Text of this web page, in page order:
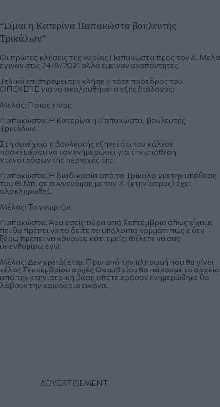
“Είμαι η Κατερίνα Παπακώστα βουλευτής
Τρικάλων”
Οι πρώτες κλήσεις της κυρίας Παπακώστα προς τον Δ. Μελά
έγιναν στις 24/8/2021 αλλά έμειναν αναπάντητες.
Τελικά επιστρέφει την κλήση ο τότε πρόεδρος του
ΟΠΕΚΕΠΕ για να ακολουθήσει ο εξής διάλογος:
Μελάς: Ποιος είναι;
Παπακώστα: Η Κατερίνα η Παπακώστα, βουλευτής
Τρικάλων.
Στη συνέχεια η βουλευτής εξηγεί ότι τον κάλεσε
προκειμένου να τον ενημερώσει για την υπόθεση
κτηνοτρόφων της περιοχής της.
Παπακώστα: Η διαδικασία από τα Τρίκαλα για την υπόθεση
του Θ.Μπ. σε συννενόηση με τον Ζ. (κτηνίατρος) έχει
ολοκληρωθεί.
Μέλας: Το γνωρίζω.
Παπακώστα: Άρα εσείς τώρα από Σεπτέμβριο όπως είχαμε
πει θα πρέπει να το δείτε το υπόλοιπο κομμάτι πώς ε δεν
ξέρω πρέπει να κάνουμε κάτι εμείς; Θέλετε να σας
υπενθυμίσω εγώ;
Μέλας: Δεν χρειάζεται. Πριν από την πληρωμή που θα γίνει
τέλος Σεπτεμβρίου αρχές Οκτωβρίου θα πάρουμε το αρχείο
από την κτηνιατρική βάση οπότε εφόσον ενημερώθηκε θα
λάβουν την καινούρια εικόνα.